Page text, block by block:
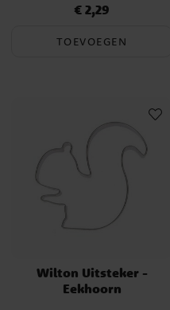
Prijs :€ 2,29
€ 2,29
TOEVOEGEN
Wilton Uitsteker -
Eekhoorn